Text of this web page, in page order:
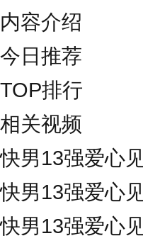
内容介绍
今日推荐
TOP排行
相关视频
快男13强爱心
快男13强爱心
快男13强爱心